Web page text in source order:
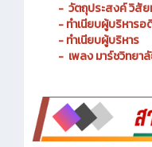
- วัตถุประสงค์ วิสั
- ทำเนียบผู้บริหาร
- ทำเนียบผู้บริหาร
- เพลง มาร์ชวิทยา